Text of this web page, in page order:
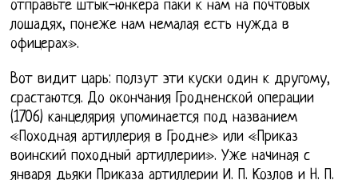
отправьте штык-юнкера паки к нам на почтовых
лошадях, понеже нам немалая есть нужда в
офицерах».
Вот видит царь: ползут эти куски один к другому,
срастаются. До окончания Гродненской операции
(1706) канцелярия упоминается под названием
«Походная артиллерия в Гродне» или «Приказ
воинский походный артиллерии». Уже начиная с
января дьяки Приказа артиллерии И. П. Козлов и Н. П.